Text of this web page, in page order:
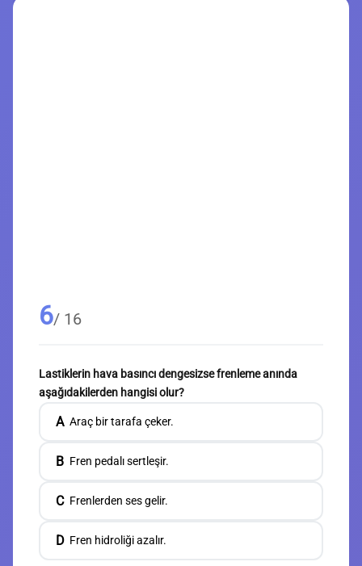
6/ 16
Lastiklerin hava basıncı dengesizse frenleme anında
aşağıdakilerden hangisi olur?
A Araç bir tarafa çeker.
B Fren pedalı sertleşir.
C Frenlerden ses gelir.
D Fren hidroliği azalır.